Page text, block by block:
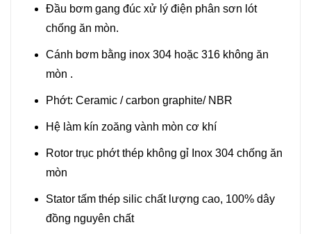
Đầu bơm gang đúc xử lý điện phân sơn lót
chống ăn mòn.
Cánh bơm bằng inox 304 hoặc 316 không ăn
mòn .
Phớt: Ceramic / carbon graphite/ NBR
Hệ làm kín zoăng vành mòn cơ khí
Rotor trục phớt thép không gỉ Inox 304 chống ăn
mòn
Stator tấm thép silic chất lượng cao, 100% dây
đồng nguyên chất